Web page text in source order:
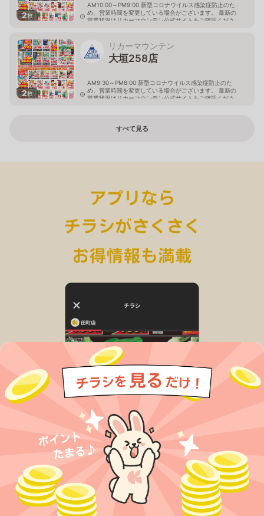
2枚
AM10:00～PM9:00 新型コロナウイルス感染症防止のた
め、営業時間を変更している場合がございます。 最新の
営業状況はリカーマウンテン公式サイトをご確認くださ
2枚
リカーマウンテン
大垣258店
AM9:30～PM8:00 新型コロナウイルス感染症防止のた
め、営業時間を変更している場合がございます。 最新の
営業状況はリカーマウンテン公式サイトをご確認くださ
すべて見る